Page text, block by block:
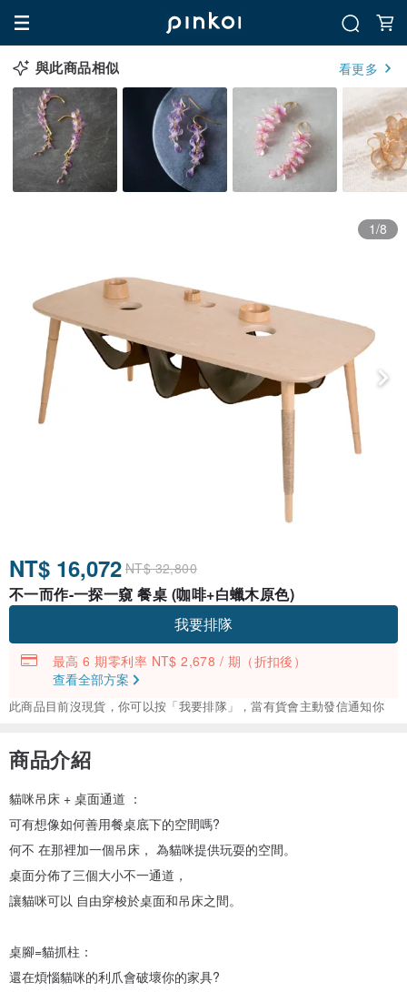
與此商品相似 看更多
1/8
NT$ 16,072 NT$ 32,800
不一而作-一探一窺 餐桌 (咖啡+白蠟木原色)
我要排隊
最高 6 期零利率 NT$ 2,678 / 期 （折扣後）
查看全部方案
此商品目前沒現貨，你可以按「我要排隊」，當有貨會主動發信通知你
商品介紹
貓咪吊床 + 桌面通道 ：
可有想像如何善用餐桌底下的空間嗎?
何不 在那裡加一個吊床， 為貓咪提供玩耍的空間。
桌面分佈了三個大小不一通道，
讓貓咪可以 自由穿梭於桌面和吊床之間。
桌腳=貓抓柱：
還在煩惱貓咪的利爪會破壞你的家具?